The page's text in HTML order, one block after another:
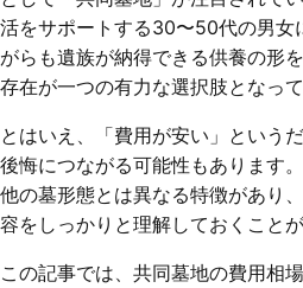
活をサポートする30〜50代の男女
がらも遺族が納得できる供養の形
存在が一つの有力な選択肢となって
とはいえ、「費用が安い」という
後悔につながる可能性もあります
他の墓形態とは異なる特徴があり
容をしっかりと理解しておくことが
この記事では、共同墓地の費用相